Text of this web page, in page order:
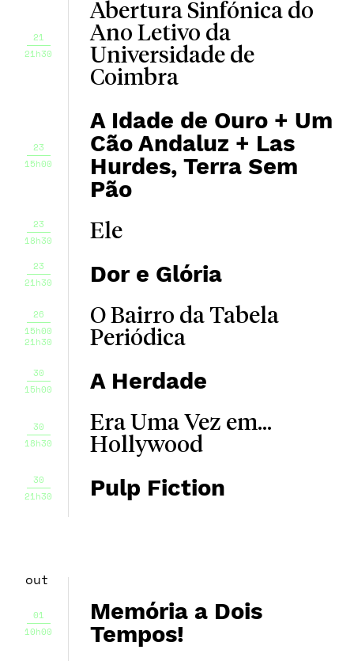
21
21h30
Abertura Sinfónica do
Ano Letivo da
Universidade de
Coimbra
23
15h00
A Idade de Ouro + Um
Cão Andaluz + Las
Hurdes, Terra Sem
Pão
23
18h30
Ele
23
21h30
Dor e Glória
26
15h00
21h30
O Bairro da Tabela
Periódica
30
15h00
A Herdade
30
18h30
Era Uma Vez em...
Hollywood
30
21h30
Pulp Fiction
out
01
10h00
Memória a Dois
Tempos!